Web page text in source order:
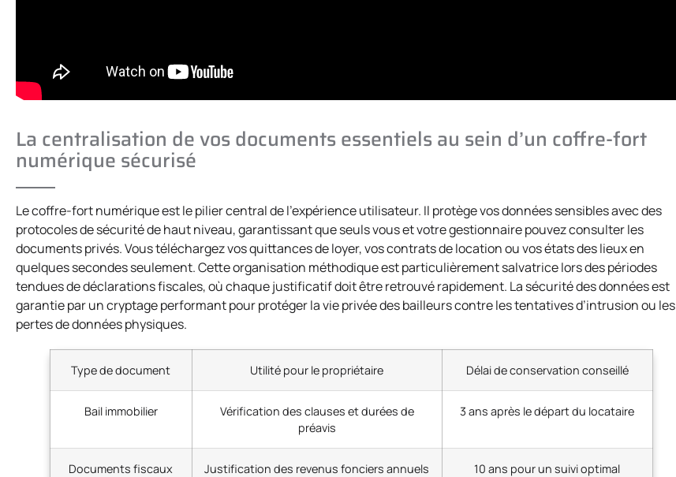
La centralisation de vos documents essentiels au sein d’un coffre-fort
numérique sécurisé
Le coffre-fort numérique est le pilier central de l’expérience utilisateur. Il protège vos données sensibles avec des
protocoles de sécurité de haut niveau, garantissant que seuls vous et votre gestionnaire pouvez consulter les
documents privés. Vous téléchargez vos quittances de loyer, vos contrats de location ou vos états des lieux en
quelques secondes seulement. Cette organisation méthodique est particulièrement salvatrice lors des périodes
tendues de déclarations fiscales, où chaque justificatif doit être retrouvé rapidement. La sécurité des données est
garantie par un cryptage performant pour protéger la vie privée des bailleurs contre les tentatives d’intrusion ou les
pertes de données physiques.
Type de document Utilité pour le propriétaire Délai de conservation conseillé
Bail immobilier
Vérification des clauses et durées de
préavis
3 ans après le départ du locataire
Documents fiscaux Justification des revenus fonciers annuels 10 ans pour un suivi optimal